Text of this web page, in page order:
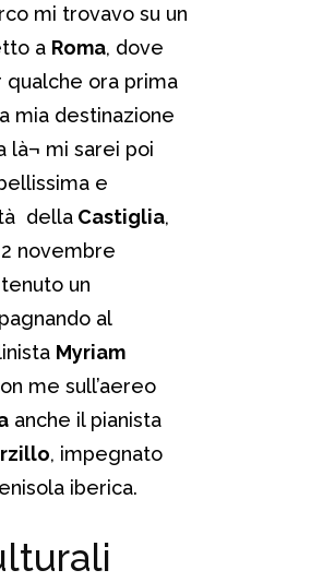
mi trovavo su un
a Roma, dove
ora prima
mia destinazione
là¬ mi sarei poi
e
della Castiglia,
novembre
un
al
Myriam
me sull’aereo
anche il pianista
, impegnato
iberica.